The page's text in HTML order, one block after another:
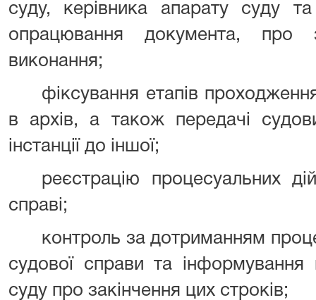
суду, керівника апарату суду
опрацювання документа, про
виконання;
фіксування етапів
в архів, а також передачі
інстанції до іншої;
реєстрацію процесуальних
справі;
контроль за дотриманням
судової справи та інформування
суду про закінчення цих строків;